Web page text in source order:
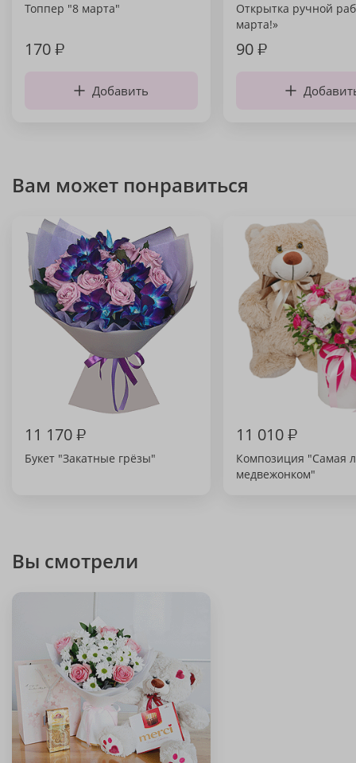
Топпер "8 марта"
170₽
Добавить
Открытка ручной
марта!»
90₽
Вам может понравиться
11 170₽
Букет "Закатные грёзы"
11 010₽
Композиция "Самая
медвежонком"
Вы смотрели